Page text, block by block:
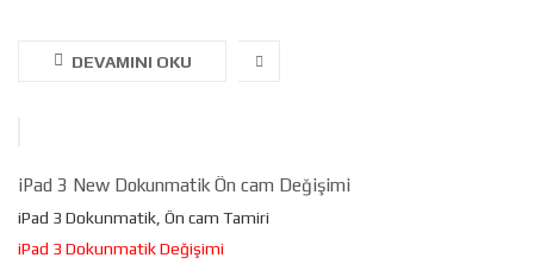
DEVAMINI OKU
iPad 3 New Dokunmatik Ön cam Değişimi
iPad 3 Dokunmatik, Ön cam Tamiri
iPad 3 Dokunmatik Değişimi